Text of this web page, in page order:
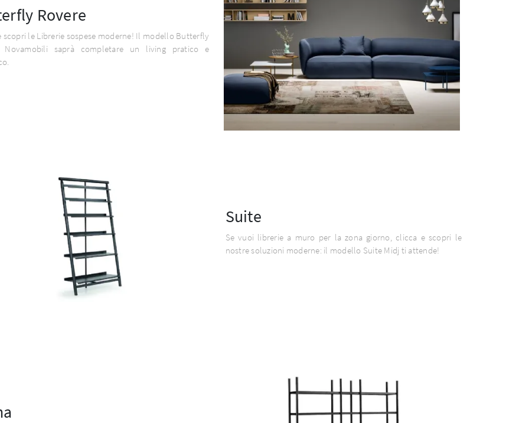
Rovere
scopri le Librerie sospese moderne! Il modello Butterfly
Novamobili saprà completare un living pratico e
Suite
Se vuoi librerie a muro per la zona giorno, clicca e scopri le
nostre soluzioni moderne: il modello Suite Midj ti attende!